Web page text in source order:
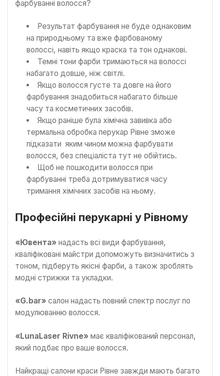
фарбуванні волосся?
Результат фарбування не буде однаковим
на природньому та вже фарбованому
волоссі, навіть якщо краска та тон однакові.
Темні тони фарби тримаються на волоссі
набагато довше, ніж світлі.
Якщо волосся густе та довге на його
фарбування знадобиться набагато більше
часу та косметичних засобів.
Якщо раніше була хімічна завивка або
термальна обробка перукар Рівне зможе
підказати яким чином можна фарбувати
волосся, без спеціаліста тут не обійтись.
Щоб не пошкодити волосся при
фарбуванні треба дотримуватися часу
тримання хімічних засобів на ньому.
Професійні перукарні у Рівному
«Ювента» надасть всі види фарбування,
кваліфіковані майстри допоможуть визначитись з
тоном, підберуть якісні фарби, а також зроблять
модні стрижки та укладки.
«G.bar» салон надасть повний спектр послуг по
модулюванню волосся.
«LunaLaser Rivne» має кваліфікований персонал,
який подбає про ваше волосся.
Найкращі салони краси Рівне завжди мають багато